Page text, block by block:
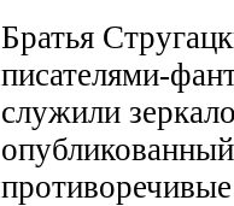
Братья
писателями-
служили